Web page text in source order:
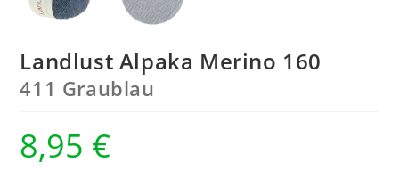
Landlust Alpaka Merino 160
411 Graublau
8,95 €